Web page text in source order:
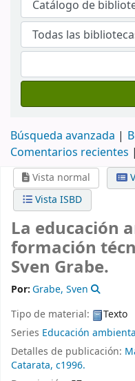
Búsqueda avanzada
Comentarios recientes
Vista normal
Vista ISBD
La educación
formación
Sven Grabe.
Por:Grabe, Sven
Tipo de material:
Texto
Series Educación
Detalles de publicación:
Catarata, c1996.